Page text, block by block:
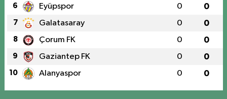
6 Eyüpspor 0 0
7 Galatasaray 0 0
8 Çorum FK 0 0
9 Gaziantep FK 0 0
10 Alanyaspor 0 0